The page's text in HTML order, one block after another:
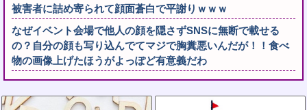
被害者に詰め寄られて顔面蒼白で平謝りｗｗｗ
なぜイベント会場で他人の顔を隠さずSNSに無断で載せる
の？自分の顔も写り込んでてマジで胸糞悪いんだが！！食べ
物の画像上げたほうがよっぽど有意義だわ